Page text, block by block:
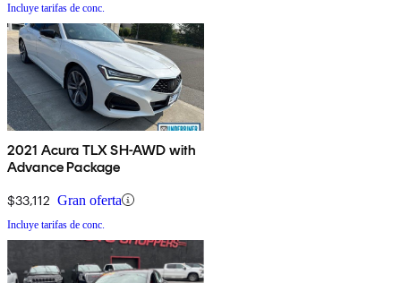
Incluye tarifas de conc.
2021 Acura TLX SH-AWD with
Advance Package
$33,112 Gran oferta
Incluye tarifas de conc.